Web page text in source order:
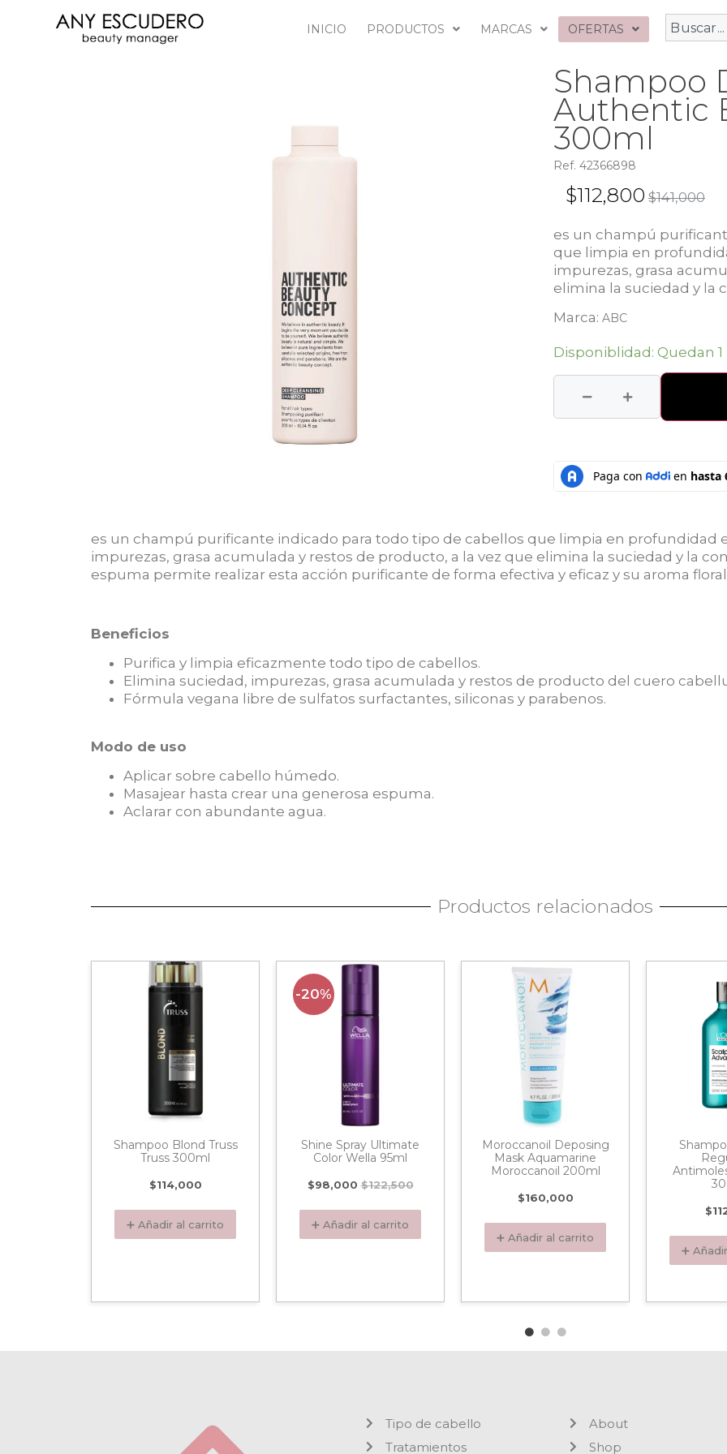
INICIO PRODUCTOS MARCAS OFERTAS
Shampoo
Authentic
300ml
Ref. 42366898
$112,800 $141,000
es un champú
que limpia en
impurezas, grasa
elimina la suciedad y la
Marca: ABC
Disponiblidad: Quedan 1
es un champú purificante indicado para todo tipo de cabellos que limpia en profundidad
impurezas, grasa acumulada y restos de producto, a la vez que elimina la suciedad y la
espuma permite realizar esta acción purificante de forma efectiva y eficaz y su aroma
Beneficios
Purifica y limpia eficazmente todo tipo de cabellos.
Elimina suciedad, impurezas, grasa acumulada y restos de producto del cuero
Fórmula vegana libre de sulfatos surfactantes, siliconas y parabenos.
Modo de uso
Aplicar sobre cabello húmedo.
Masajear hasta crear una generosa espuma.
Aclarar con abundante agua.
Productos relacionados
Shampoo Blond Truss
Truss 300ml
$114,000
➕ Añadir al carrito
-20%
Shine Spray Ultimate
Color Wella 95ml
$98,000 $122,500
➕ Añadir al carrito
Moroccanoil Deposing
Mask Aquamarine
Moroccanoil 200ml
$160,000
➕ Añadir al carrito
$
➕
Tipo de cabello
Tratamientos
About
Shop